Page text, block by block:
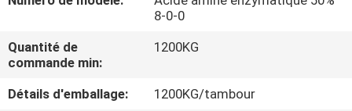
VISITE
D'USINE
8-0-0
Quantité de
commande min:
1200KG
Détails d'emballage:
1200KG/tambour